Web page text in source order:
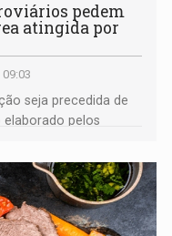
pedem
atingida por
seja precedida de
pelos